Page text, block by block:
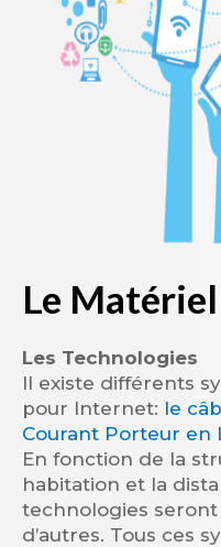
Le Matériel
Les Technologies
Il existe différents
pour Internet: le
Courant Porteur en
En fonction de la
habitation et la
technologies
d’autres. Tous ces